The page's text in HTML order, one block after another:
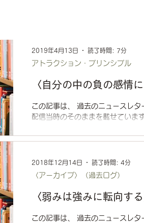
配信当時のそのままを載せてい
〈自分の中の負の感情
この記事は、 過去のニュースレタ
配信当時のそのままを載せていま
アトラクション・プリンシプル
2019年4月13日 読了時間: 7分
〈弱みは強みに転向する
この記事は、 過去のニュースレタ
〈アーカイブ〉（過去ログ）
2018年12月14日 読了時間: 4分